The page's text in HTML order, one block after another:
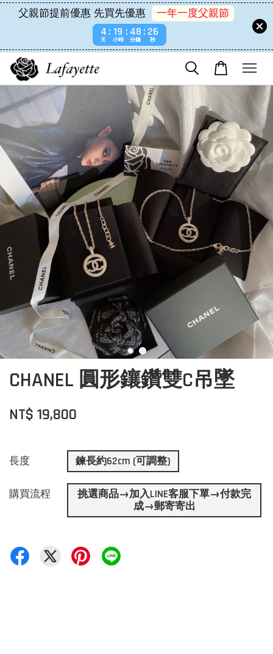
父親節提前優惠 先買先優惠
一年一度父親節
4
天
19
小時
48
分鐘
25
秒
CHANEL 圓形鑲鑽雙C吊墜
NT$ 19,800
長度 鍊長約62cm (可調整)
購買流程
挑選商品→加入LINE客服下單→付款完
成→郵寄寄出